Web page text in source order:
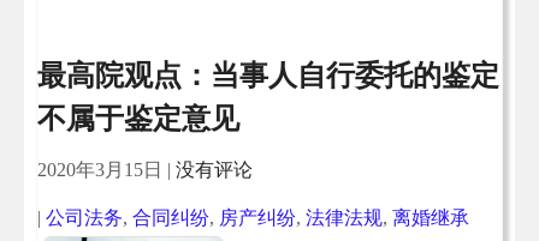
最高院观点：当事人自行委托的鉴定
不属于鉴定意见
2020年3月15日 | 没有评论
| 公司法务, 合同纠纷, 房产纠纷, 法律法规, 离婚继承